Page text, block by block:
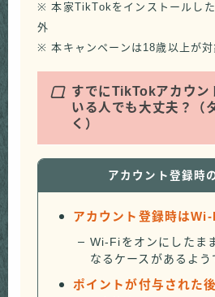
※ 本家TikTokをインストールし
外
※ 本キャンペーンは18歳以上が対
Q すでにTikTokアカウン
いる人でも大丈夫？（
く）
アカウント登録時
アカウント登録時は
Wi-Fiをオンにしたま
なるケースがあるよう
ポイントが付与された